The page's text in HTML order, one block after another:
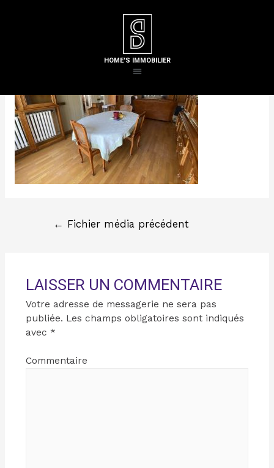
HOME'S IMMOBILIER
/ Par
← Fichier média précédent
LAISSER UN COMMENTAIRE
Votre adresse de messagerie ne sera pas
publiée. Les champs obligatoires sont indiqués
avec *
Commentaire